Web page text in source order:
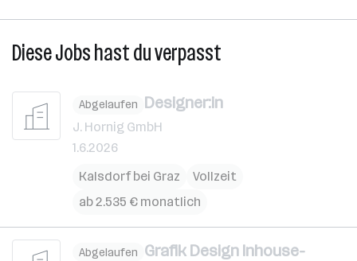
Diese Jobs hast du verpasst
Abgelaufen Designer:in
J. Hornig GmbH
1.6.2026
Kalsdorf bei Graz
Vollzeit
ab 2.535 € monatlich
Abgelaufen Grafik Design Inhouse-